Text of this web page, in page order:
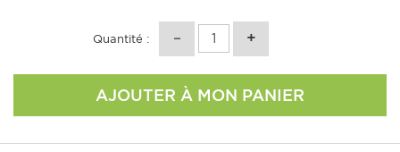
Quantité :
AJOUTER À MON PANIER